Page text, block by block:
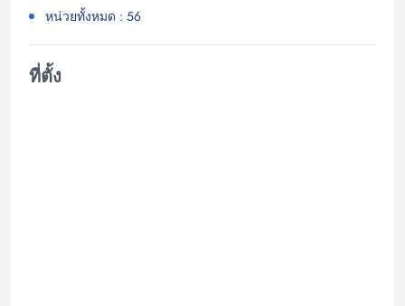
หน่วยทั้งหมด : 56
ที่ตั้ง